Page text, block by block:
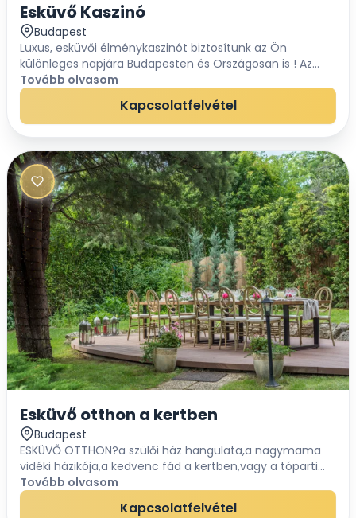
Esküvő Kaszinó
Budapest
Luxus, esküvői élménykaszinót biztosítunk az Ön
különleges napjára Budapesten és Országosan is ! Az
élménykaszinó nem szerencsejáték, hanem tétmentes
szórakozás . Ez egy látványos, feledhetetlen élmén...
Tovább olvasom
Kapcsolatfelvétel
Esküvő otthon a kertben
Budapest
ESKÜVŐ OTTHON?a szülői ház hangulata,a nagymama
vidéki házikója,a kedvenc fád a kertben,vagy a tóparti
családi nyaraló...esküvő megszokott környezetben,
kényelmesen ;)Romantikus, különle...
Tovább olvasom
Kapcsolatfelvétel